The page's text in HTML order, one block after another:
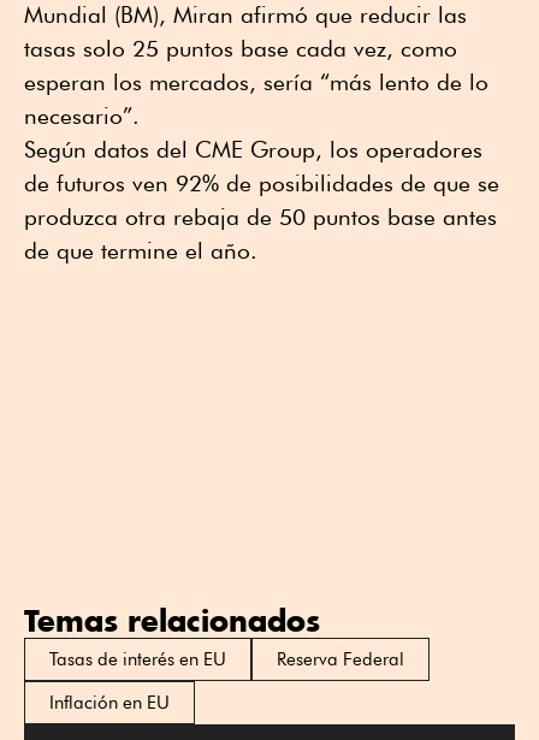
Mundial (BM), Miran afirmó que reducir las
tasas solo 25 puntos base cada vez, como
esperan los mercados, sería “más lento de lo
necesario”.
Según datos del CME Group, los operadores
de futuros ven 92% de posibilidades de que se
produzca otra rebaja de 50 puntos base antes
de que termine el año.
Temas relacionados
Tasas de interés en EU
Reserva Federal
Inflación en EU